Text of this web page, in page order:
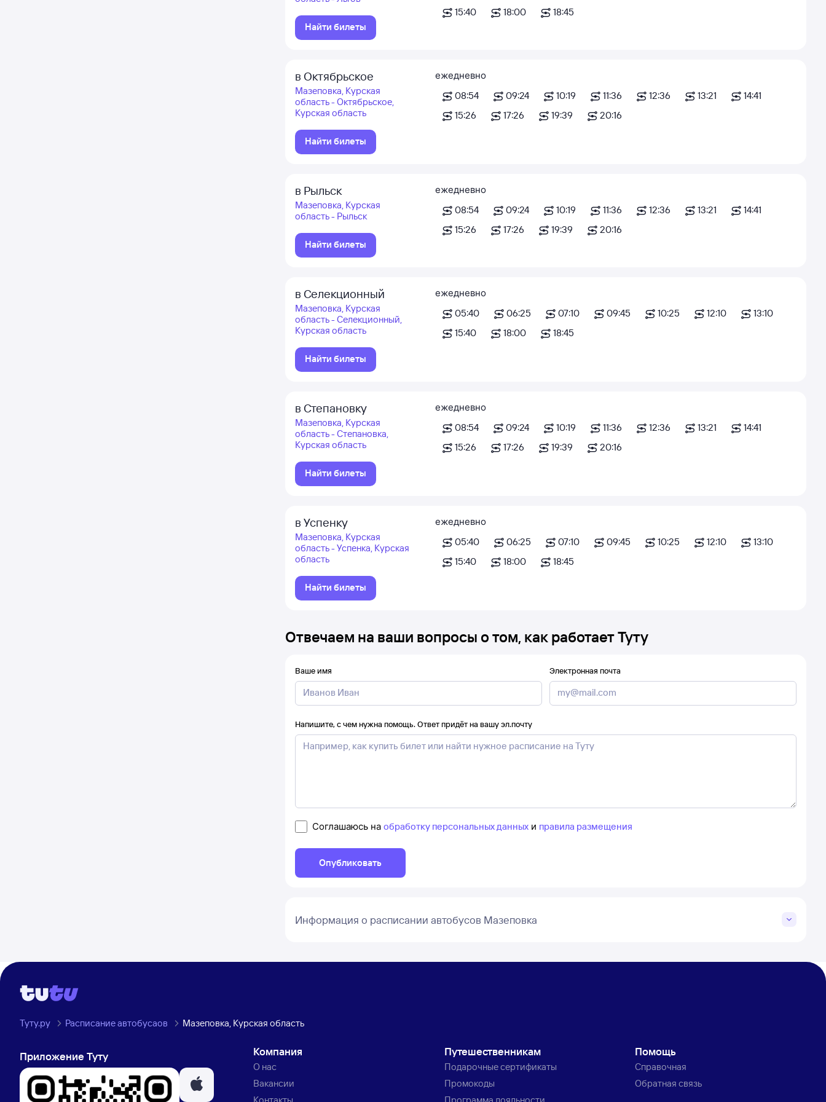
Найти билеты
15:40
18:00 18:45
в Октябрьское
Мазеповка, Курская
область - Октябрьское,
Курская область
Найти билеты
ежедневно
08:54
09:24 10:19 11:36 12:36 13:21
14:41
15:26
17:26 19:39 20:16
в Рыльск
Мазеповка, Курская
область - Рыльск
Найти билеты
ежедневно
08:54
09:24 10:19 11:36 12:36 13:21
14:41
15:26
17:26 19:39 20:16
в Селекционный
Мазеповка, Курская
область - Селекционный,
Курская область
Найти билеты
ежедневно
05:40
06:25 07:10 09:45 10:25 12:10
13:10
15:40
18:00 18:45
в Степановку
Мазеповка, Курская
область - Степановка,
Курская область
Найти билеты
ежедневно
08:54
09:24 10:19 11:36 12:36 13:21
14:41
15:26
17:26 19:39 20:16
в Успенку
Мазеповка, Курская
область - Успенка, Курская
область
Найти билеты
ежедневно
05:40
06:25 07:10 09:45 10:25 12:10
13:10
15:40
18:00 18:45
Отвечаем на ваши вопросы о том, как работает Туту
Ваше имя Электронная почта
Напишите, с чем нужна помощь. Ответ придёт на вашу эл.почту
Соглашаюсь на обработку персональных данных и правила размещения
Опубликовать
Информация о расписании автобусов Мазеповка
Туту.ру Расписание автобусаов Мазеповка, Курская область
Приложение Туту Компания
О нас
Вакансии
Путешественникам
Подарочные сертификаты
Промокоды
Помощь
Справочная
Обратная связь